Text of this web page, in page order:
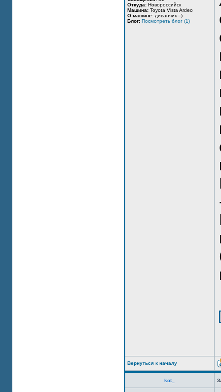
Откуда: Новороссийск
Машина: Toyota Vista Ardeo
О машине: диванчик =)
Блог: Посмотреть блог (1)
Вернуться к началу
kot_